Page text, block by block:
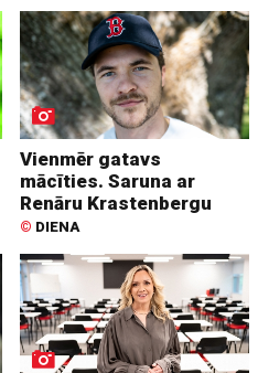
Vienmēr gatavs
mācīties. Saruna ar
Renāru Krastenbergu
© DIENA